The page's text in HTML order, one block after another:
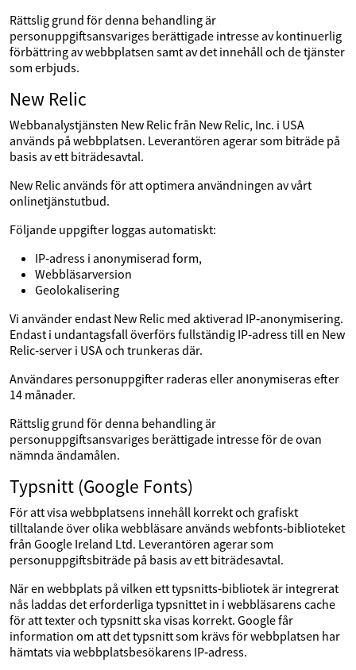
Rättslig grund för denna behandling är
personuppgiftsansvariges berättigade intresse av kontinuerlig
förbättring av webbplatsen samt av det innehåll och de tjänster
som erbjuds.
New Relic
Webbanalystjänsten New Relic från New Relic, Inc. i USA
används på webbplatsen. Leverantören agerar som biträde på
basis av ett biträdesavtal.
New Relic används för att optimera användningen av vårt
onlinetjänstutbud.
Följande uppgifter loggas automatiskt:
IP‑adress i anonymiserad form,
Webbläsarversion
Geolokalisering
Vi använder endast New Relic med aktiverad IP‑anonymisering.
Endast i undantagsfall överförs fullständig IP‑adress till en New
Relic‑server i USA och trunkeras där.
Användares personuppgifter raderas eller anonymiseras efter
14 månader.
Rättslig grund för denna behandling är
personuppgiftsansvariges berättigade intresse för de ovan
nämnda ändamålen.
Typsnitt (Google Fonts)
För att visa webbplatsens innehåll korrekt och grafiskt
tilltalande över olika webbläsare används webfonts‑biblioteket
från Google Ireland Ltd. Leverantören agerar som
personuppgiftsbiträde på basis av ett biträdesavtal.
När en webbplats på vilken ett typsnitts‑bibliotek är integrerat
nås laddas det erforderliga typsnittet in i webbläsarens cache
för att texter och typsnitt ska visas korrekt. Google får
information om att det typsnitt som krävs för webbplatsen har
hämtats via webbplatsbesökarens IP‑adress.